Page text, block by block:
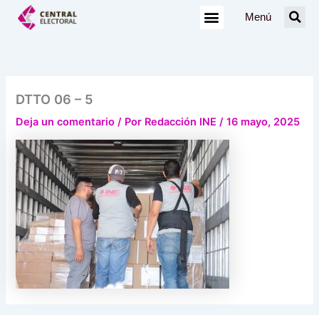
Menú
DTTO 06 – 5
Deja un comentario / Por Redacción INE/16 mayo, 2025